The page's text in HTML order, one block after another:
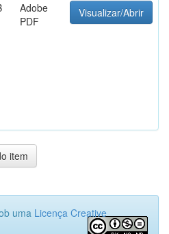
Adobe
PDF
Visualizar/Abrir
item
uma Licença Creative